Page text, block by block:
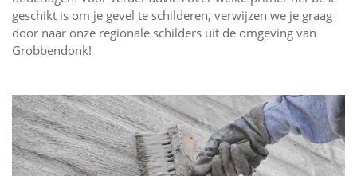
geschikt is om je gevel te schilderen, verwijzen we je graag
door naar onze regionale schilders uit de omgeving van
Grobbendonk!